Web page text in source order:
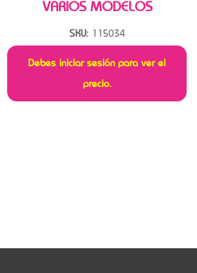
VARIOS MODELOS
SKU: 115034
Debes iniciar sesión para ver el
precio.